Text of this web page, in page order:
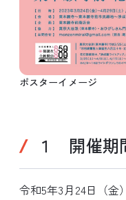
ポスターイメージ
１ 開催期
令和5年3月24日（金